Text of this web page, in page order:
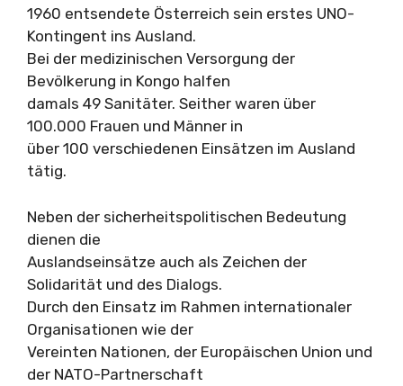
1960 entsendete Österreich sein erstes UNO-
Kontingent ins Ausland.
Bei der medizinischen Versorgung der
Bevölkerung in Kongo halfen
damals 49 Sanitäter. Seither waren über
100.000 Frauen und Männer in
über 100 verschiedenen Einsätzen im Ausland
tätig.
Neben der sicherheitspolitischen Bedeutung
dienen die
Auslandseinsätze auch als Zeichen der
Solidarität und des Dialogs.
Durch den Einsatz im Rahmen internationaler
Organisationen wie der
Vereinten Nationen, der Europäischen Union und
der NATO-Partnerschaft